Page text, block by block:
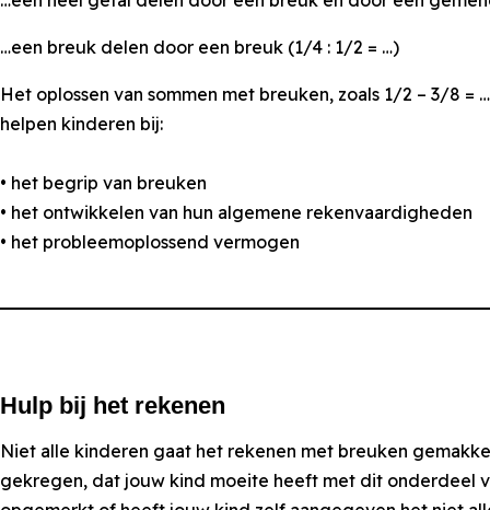
…een breuk delen door een breuk (1/4 : 1/2 = …)
Het oplossen van sommen met breuken, zoals 1/2 – 3/8 =
helpen kinderen bij:
• het begrip van breuken
• het ontwikkelen van hun algemene rekenvaardigheden
• het probleemoplossend vermogen
Hulp bij het rekenen
Niet alle kinderen gaat het rekenen met breuken
gekregen, dat jouw kind moeite heeft met dit onderdeel